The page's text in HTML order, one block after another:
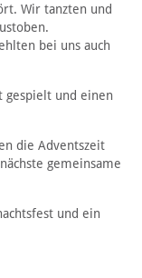
Wir tanzten und
bei uns auch
gespielt und einen
die Adventszeit
gemeinsame
und ein